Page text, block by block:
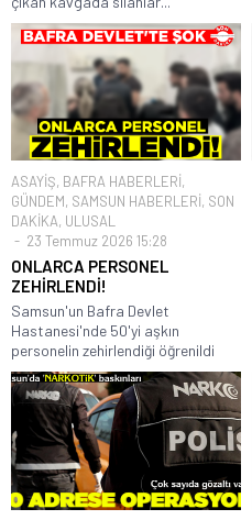
ASAYİŞ, BAFRA HABERLERİ,
GÜNDEM, SAMSUN HABERLERİ, SON
DAKİKA, ULUSAL
23 Temmuz 2026 15:28
ONLARCA PERSONEL
ZEHİRLENDİ!
Samsun'un Bafra Devlet
Hastanesi'nde 50'yi aşkın
personelin zehirlendiği öğrenildi